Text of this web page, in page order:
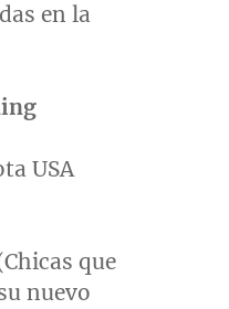
en la
USA
que
nuevo